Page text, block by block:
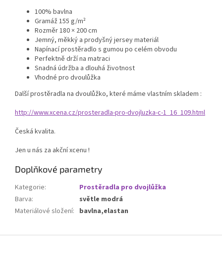
100% bavlna
Gramáž 155 g/m²
Rozměr 180 × 200 cm
Jemný, měkký a prodyšný jersey materiál
Napínací prostěradlo s gumou po celém obvodu
Perfektně drží na matraci
Snadná údržba a dlouhá životnost
Vhodné pro dvoulůžka
Další prostěradla na dvoulůžko, které máme vlastním skladem :
http://www.xcena.cz/prosteradla-pro-dvojluzka-c-1_16_109.html
Česká kvalita.
Jen u nás za akční xcenu !
Doplňkové parametry
Kategorie:
Prostěradla pro dvojlůžka
Barva:
světle modrá
Materiálové složení: bavlna,elastan